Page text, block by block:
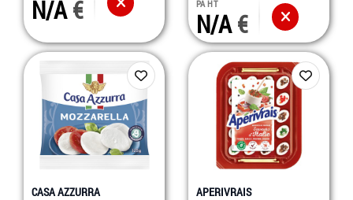
N/A PA HT
N/A
CASA AZZURRA
APERIVRAIS